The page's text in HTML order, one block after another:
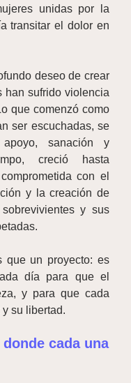
unidas por la
transitar el dolor en
deseo de crear
han sufrido violencia
que comenzó como
ser escuchadas, se
sanación y
creció hasta
con el
y la creación de
y sus
que un proyecto: es
día para que el
y para que cada
su libertad.
cada una